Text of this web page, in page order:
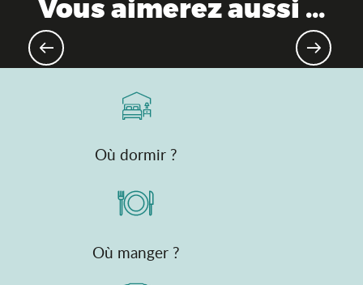
Vous aimerez aussi ...
Produits emblématiques de l’Ain
Où dormir ?
Où manger ?